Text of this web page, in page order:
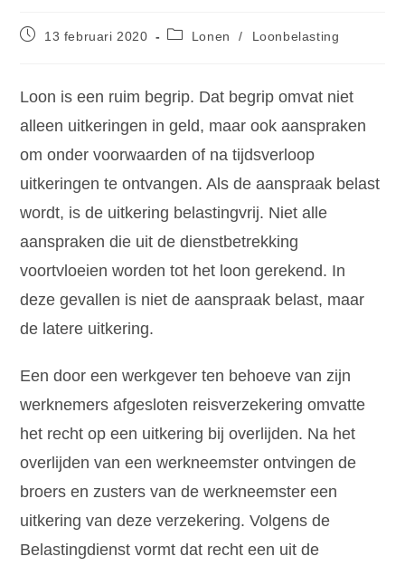
13 februari 2020 Lonen / Loonbelasting
Loon is een ruim begrip. Dat begrip omvat niet
alleen uitkeringen in geld, maar ook aanspraken
om onder voorwaarden of na tijdsverloop
uitkeringen te ontvangen. Als de aanspraak belast
wordt, is de uitkering belastingvrij. Niet alle
aanspraken die uit de dienstbetrekking
voortvloeien worden tot het loon gerekend. In
deze gevallen is niet de aanspraak belast, maar
de latere uitkering.
Een door een werkgever ten behoeve van zijn
werknemers afgesloten reisverzekering omvatte
het recht op een uitkering bij overlijden. Na het
overlijden van een werkneemster ontvingen de
broers en zusters van de werkneemster een
uitkering van deze verzekering. Volgens de
Belastingdienst vormt dat recht een uit de